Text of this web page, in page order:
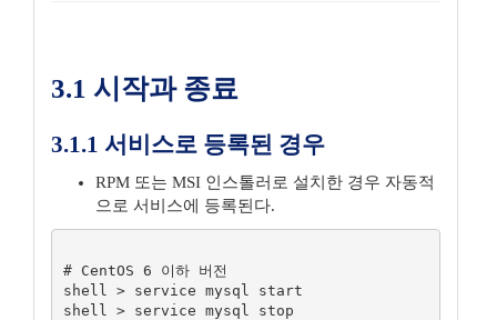
3.1 시작과 종료
3.1.1 서비스로 등록된 경우
RPM 또는 MSI 인스톨러로 설치한 경우 자동적
으로 서비스에 등록된다.
# CentOS 6 이하 버전
shell > service mysql start
shell > service mysql stop